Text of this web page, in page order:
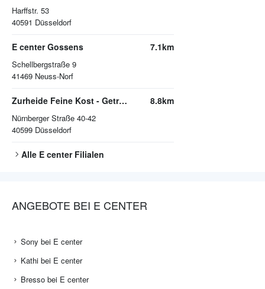
Harffstr. 53
40591 Düsseldorf
E center Gossens
Schellbergstraße 9
41469 Neuss-Norf
7.1km
Zurheide Feine Kost - Getränkemarkt
Nürnberger Straße 40-42
40599 Düsseldorf
8.8km
Alle E centerFilialen
ANGEBOTE BEI E CENTER
Sony bei E center
Kathi bei E center
Bresso bei E center